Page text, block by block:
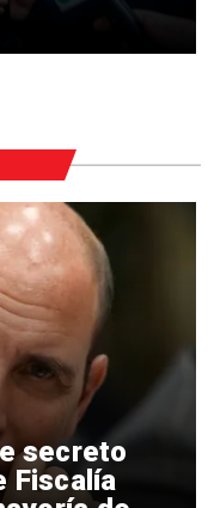
secreto
Fiscalía